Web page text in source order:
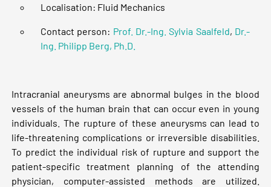
Localisation: Fluid Mechanics
Contact person: Prof. Dr.-Ing. Sylvia Saalfeld, Dr.-
Ing. Philipp Berg, Ph.D.
Intracranial aneurysms are abnormal bulges in the blood
vessels of the human brain that can occur even in young
individuals. The rupture of these aneurysms can lead to
life-threatening complications or irreversible disabilities.
To predict the individual risk of rupture and support the
patient-specific treatment planning of the attending
physician, computer-assisted methods are utilized.